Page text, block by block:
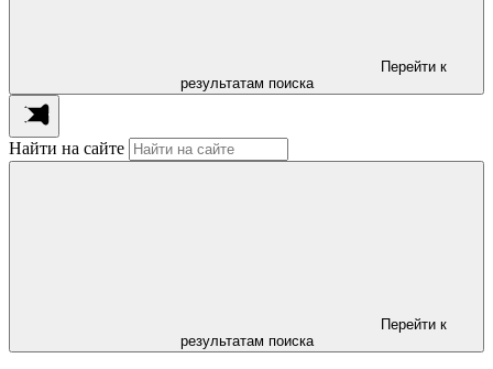
Перейти к
результатам поиска
Найти на сайте
Перейти к
результатам поиска